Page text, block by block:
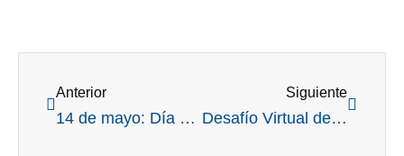
Anterior
14 de mayo: Día del dirigente deportivo, una fecha para celebrar.
Siguiente
Desafío Virtual de Reglas: María Angélica Pérez (LR) y Andrés Lane (Gálvez) y el Jockey Club de Santa Fe, los ganadores